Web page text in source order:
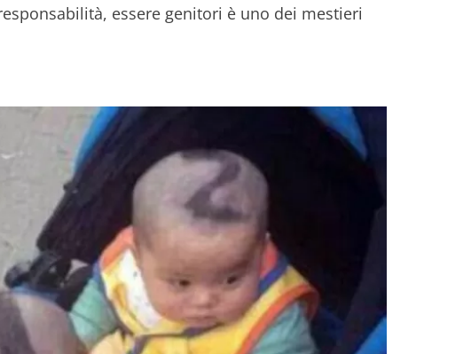
essere genitori è uno dei mestieri